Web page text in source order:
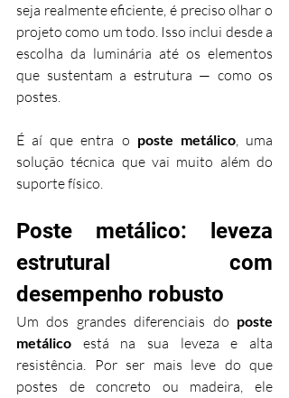
seja realmente eficiente, é preciso olhar o
projeto como um todo. Isso inclui desde a
escolha da luminária até os elementos
que sustentam a estrutura — como os
postes.
É aí que entra o poste metálico, uma
solução técnica que vai muito além do
suporte físico.
Poste metálico: leveza
estrutural com
desempenho robusto
Um dos grandes diferenciais do poste
metálico está na sua leveza e alta
resistência. Por ser mais leve do que
postes de concreto ou madeira, ele